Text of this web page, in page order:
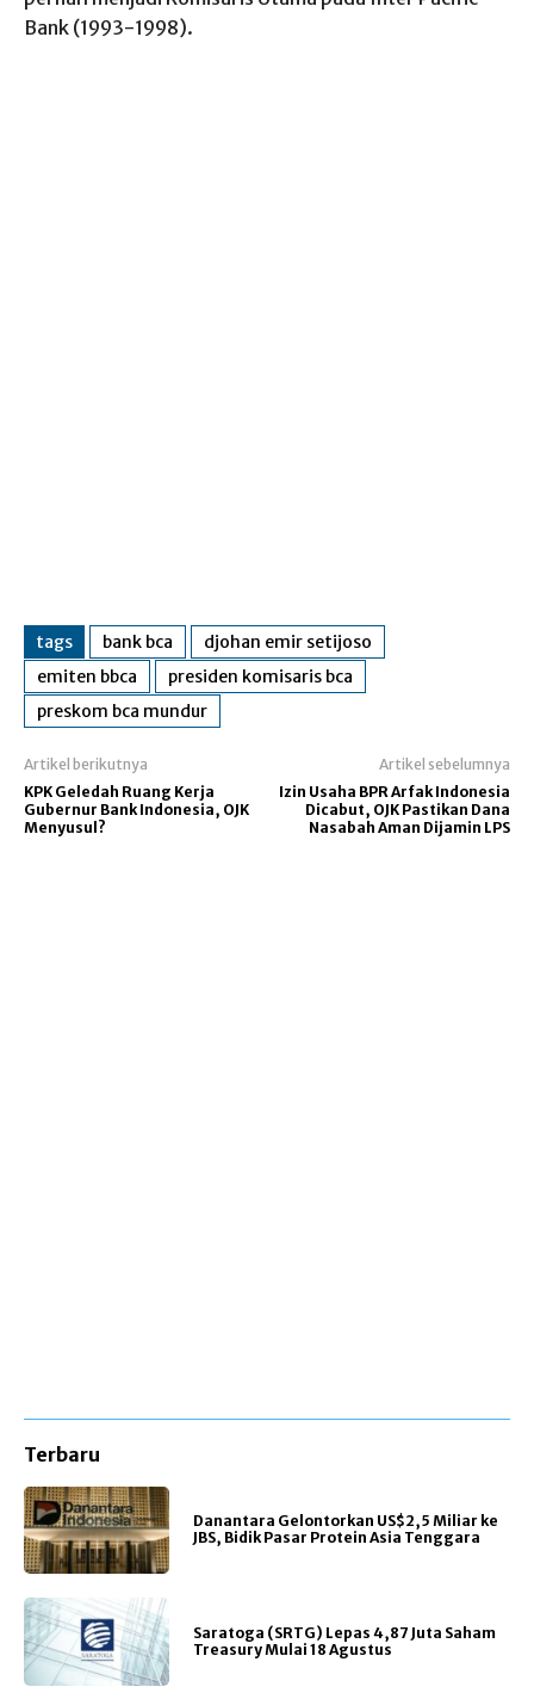
Bank (1993-1998).
tags bank bca
djohan emir setijoso
emiten bbca
presiden komisaris bca
preskom bca mundur
Artikel berikutnya
KPK Geledah Ruang Kerja
Gubernur Bank Indonesia, OJK
Menyusul?
Artikel sebelumnya
Izin Usaha BPR Arfak Indonesia
Dicabut, OJK Pastikan Dana
Nasabah Aman Dijamin LPS
Terbaru
Danantara Gelontorkan US$2,5 Miliar ke
JBS, Bidik Pasar Protein Asia Tenggara
Saratoga (SRTG) Lepas 4,87 Juta Saham
Treasury Mulai 18 Agustus